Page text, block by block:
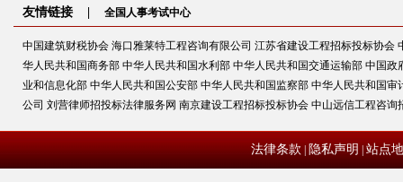
友情链接 | 全国人事考试中心
中国建筑财税协会 海口雅莱特工程咨询有限公司 江苏省建设工程招标投标协会
华人民共和国商务部 中华人民共和国水利部 中华人民共和国交通运输部 中国政
业和信息化部 中华人民共和国公安部 中华人民共和国监察部 中华人民共和国审
公司 刘营律师招投标法律服务网 南京建设工程招标投标协会 中山远信工程咨询
法律条款 隐私声明 站点